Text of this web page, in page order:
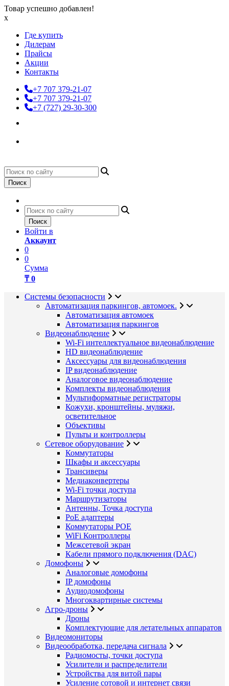
Товар успешно добавлен!
x
Где купить
Дилерам
Прайсы
Акции
Контакты
+7 707 379-21-07
+7 707 379-21-07
+7 (727) 29-30-300
Поиск
Поиск
Войти в
Аккаунт
0
0
Сумма
₸ 0
Системы безопасности
Автоматизация паркингов, автомоек.
Автоматизация автомоек
Автоматизация паркингов
Видеонаблюдение
Wi-Fi интеллектуальное видеонаблюдение
HD видеонаблюдение
Аксессуары для видеонаблюдения
IP видеонаблюдение
Аналоговое видеонаблюдение
Комплекты видеонаблюдения
Мультиформатные регистраторы
Кожухи, кронштейны, муляжи,
осветительное
Объективы
Пульты и контроллеры
Сетевое оборудование
Коммутаторы
Шкафы и аксессуары
Трансиверы
Медиаконвертеры
Wi-Fi точки доступа
Маршрутизаторы
Антенны, Точка доступа
PoE адаптеры
Коммутаторы POE
WiFi Контроллеры
Межсетевой экран
Кабели прямого подключения (DAC)
Домофоны
Аналоговые домофоны
IP домофоны
Аудиодомофоны
Многоквартирные системы
Агро-дроны
Дроны
Комплектующие для летательных аппаратов
Видеомониторы
Видеообработка, передача сигнала
Радиомосты, точки доступа
Усилители и распределители
Устройства для витой пары
Усиление сотовой и интернет связи